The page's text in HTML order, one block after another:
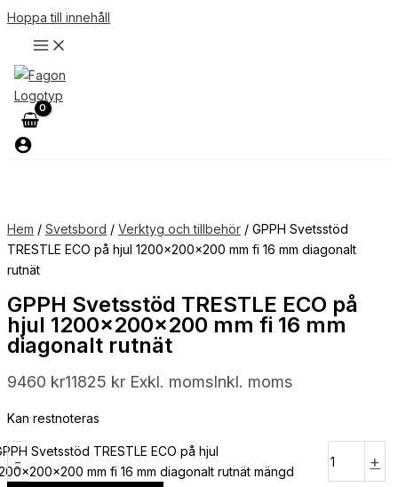
Hoppa till innehåll
Hem / Svetsbord / Verktyg och tillbehör / GPPH Svetsstöd
TRESTLE ECO på hjul 1200x200x200 mm fi 16 mm diagonalt
rutnät
GPPH Svetsstöd TRESTLE ECO på
hjul 1200x200x200 mm fi 16 mm
diagonalt rutnät
9460 kr11825 kr Exkl. momsInkl. moms
Kan restnoteras
-
Svetsstöd TRESTLE ECO på hjul
mm fi 16 mm diagonalt rutnät mängd
+